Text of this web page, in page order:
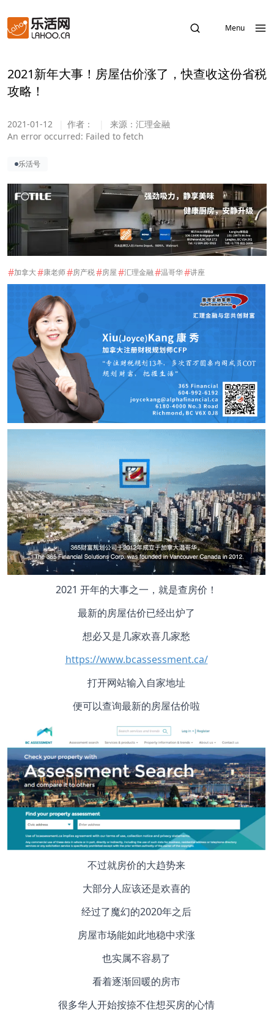
Menu
2021新年大事！房屋估价涨了，快查收这份省税
攻略！
2021-01-12 作者： 来源： 汇理金融
An error occurred: Failed to fetch
乐活号
#加拿大#康老师#房产税#房屋#汇理金融#温哥华#讲座
2021 开年的大事之一，就是查房价！
最新的房屋估价已经出炉了
想必又是几家欢喜几家愁
https://www.bcassessment.ca/
打开网站输入自家地址
便可以查询最新的房屋估价啦
不过就房价的大趋势来
大部分人应该还是欢喜的
经过了魔幻的2020年之后
房屋市场能如此地稳中求涨
也实属不容易了
看着逐渐回暖的房市
很多华人开始按捺不住想买房的心情